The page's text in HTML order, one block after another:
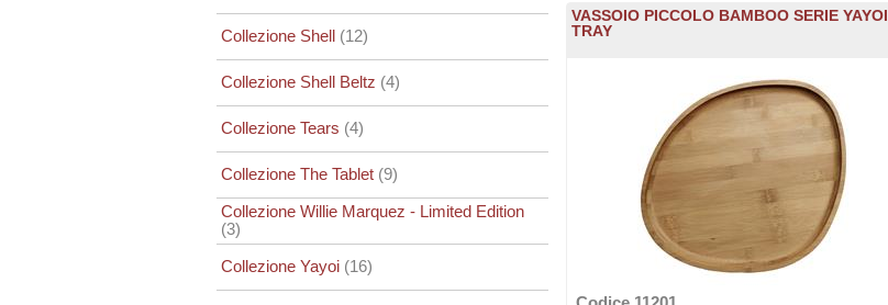
Collezione Shell (12)
Collezione Shell Beltz (4)
Collezione Tears (4)
Collezione The Tablet (9)
Collezione Willie Marquez - Limited Edition
(3)
Collezione Yayoi (16)
VASSOIO PICCOLO BAMBOO SERIE YAYOI
TRAY